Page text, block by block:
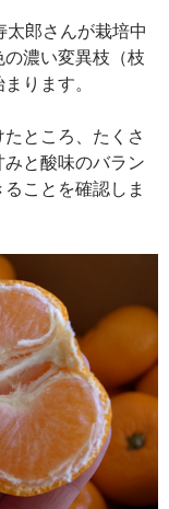
太郎さんが栽培中
濃い変異枝（枝
ります。
ところ、たくさ
と酸味のバラン
ことを確認しま